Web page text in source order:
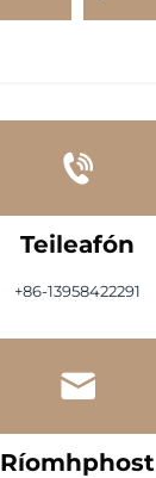
Teileafón
+86-13958422291
Ríomhphost